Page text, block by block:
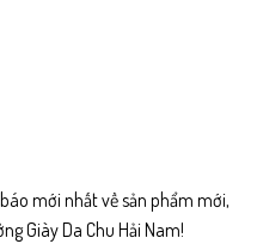
mới nhất về sản phẩm mới,
Giày Da Chu Hải Nam!